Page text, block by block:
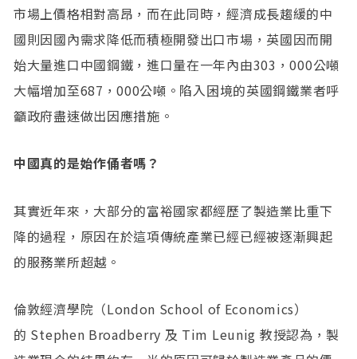
市場上價格相對高昂，而在此同時，經濟成長趨緩的中
國則因國內需求降低而積極開發出口市場，英國因而開
始大量進口中國鋼鐵，進口量在一年內由303，000公噸
大幅增加至687，000公噸。陷入困境的英國鋼鐵業者呼
籲政府盡速做出因應措施。
中國真的是始作俑者嗎？
其實近年來，大部分的富裕國家都經歷了製造業比重下
降的過程，原因在於這項傳統產業已經已經被逐漸興起
的服務業所超越。
倫敦經濟學院（London School of Economics）
的 Stephen Broadberry 及 Tim Leunig 教授認為，製